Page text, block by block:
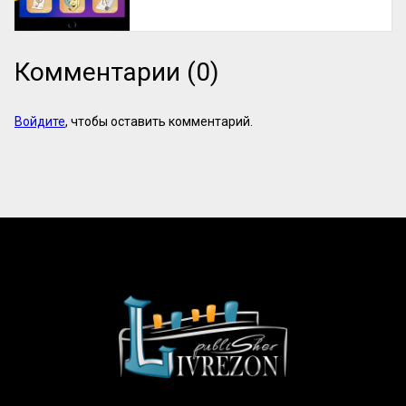
Комментарии (0)
Войдите, чтобы оставить комментарий.